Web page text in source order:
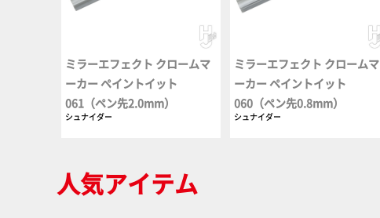
ミラーエフェクト クロームマ
ーカー ペイントイット
061（ペン先2.0mm）
シュナイダー
ミラーエフェクト クロームマ
ーカー ペイントイット
060（ペン先0.8mm）
シュナイダー
人気アイテム